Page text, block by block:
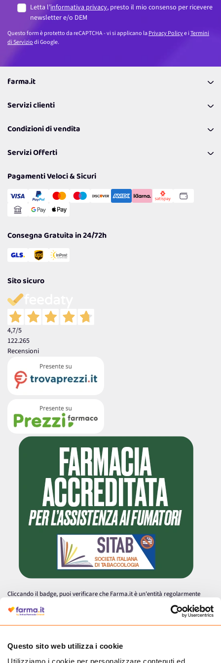
Questo sito web utilizza i cookie
Utilizziamo i cookie per personalizzare contenuti ed
Letta l’informativa privacy, presto il mio consenso per ricevere
newsletter e/o DEM
Questo form è protetto da reCAPTCHA - vi si applicano laPrivacy Policye iTermini
di Serviziodi Google.
farma.it
Coupon
Lavora con noi
Politiche per la parità di genere
Servizi clienti
Richiamami
Resi
Condizioni di vendita
Spedizioni
Cookie Policy
Gestisci Cookie
Servizi Offerti
Reso Facile e Veloce
Pagamenti Veloci & Sicuri
Consegna Gratuita in 24/72h
Sito sicuro
4,7/5
122.265
Recensioni
Cliccando il badge, puoi verificare che Farma.it è un'entità regolarmente
autorizzata dal Ministero della Salute a effettuare la vendita online di
medicinali.